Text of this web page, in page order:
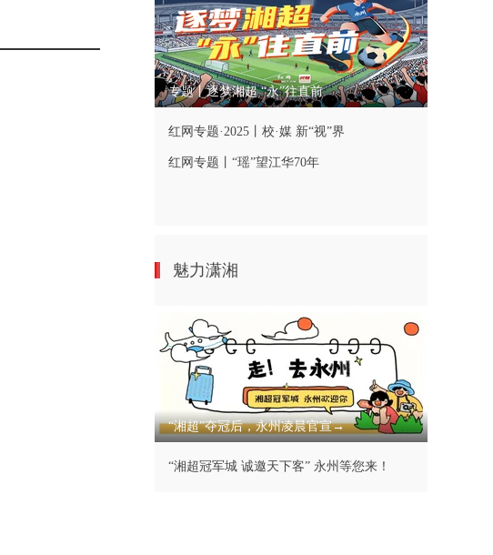
专题丨逐梦湘超 “永”往直前
红网专题·2025丨校·媒 新“视”界
红网专题丨“瑶”望江华70年
魅力潇湘
“湘超”夺冠后，永州凌晨官宣→
“湘超冠军城 诚邀天下客” 永州等您来！